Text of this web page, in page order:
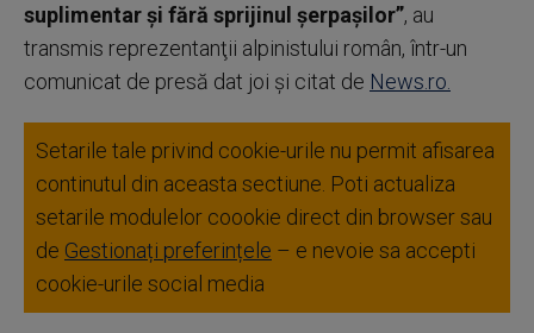
suplimentar şi fără sprijinul şerpaşilor”, au
transmis reprezentanţii alpinistului român, într-un
comunicat de presă dat joi și citat de News.ro.
Setarile tale privind cookie-urile nu permit afisarea
continutul din aceasta sectiune. Poti actualiza
setarile modulelor coookie direct din browser sau
de Gestionați preferințele – e nevoie sa accepti
cookie-urile social media